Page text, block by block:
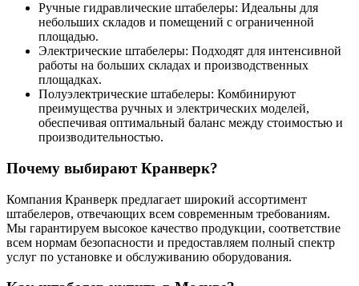
Ручные гидравлические штабелеры: Идеальны для
небольших складов и помещений с ограниченной
площадью.
Электрические штабелеры: Подходят для интенсивной
работы на больших складах и производственных
площадках.
Полуэлектрические штабелеры: Комбинируют
преимущества ручных и электрических моделей,
обеспечивая оптимальный баланс между стоимостью и
производительностью.
Почему выбирают Кранверк?
Компания Кранверк предлагает широкий ассортимент
штабелеров, отвечающих всем современным требованиям.
Мы гарантируем высокое качество продукции, соответствие
всем нормам безопасности и предоставляем полный спектр
услуг по установке и обслуживанию оборудования.